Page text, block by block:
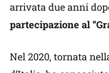
arrivata due anni
partecipazione al
Nel 2020, tornata